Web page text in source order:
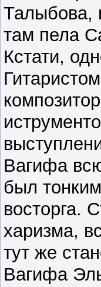
Талыбова,
там пела
Кстати,
Вагифа
был
восторга.
хаpизма,
тут же
Вагифа